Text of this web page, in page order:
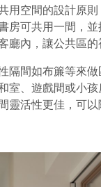
用空間的設計原
房可共用一間，
廳內，讓公共區的
隔間如布簾等來
室、遊戲間或小
靈活性更佳，可